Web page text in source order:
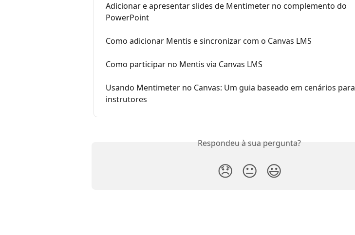
Adicionar e apresentar slides de Mentimeter no complemento do
PowerPoint
Como adicionar Mentis e sincronizar com o Canvas LMS
Como participar no Mentis via Canvas LMS
Usando Mentimeter no Canvas: Um guia baseado em cenários para
instrutores
Respondeu à sua pergunta?
😞 😐 😃